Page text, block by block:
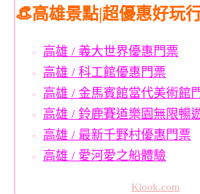
👒高雄景點|超優惠好玩
高雄 / 義大世界優惠門票
高雄 / 科工館優惠門票
高雄 / 金馬賓館當代美術館
高雄 / 鈴鹿賽道樂園無限暢
高雄 / 最新千野村優惠門票
高雄 / 愛河愛之船體驗
Klook.com